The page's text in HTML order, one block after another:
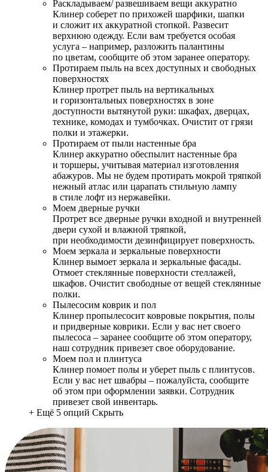
Раскладываем/ развешиваем вещи аккуратно
Клинер соберет по прихожей шарфики, шапки
и сложит их аккуратной стопкой. Развесит
верхнюю одежду. Если вам требуется особая
услуга – например, разложить палантины
по цветам, сообщите об этом заранее оператору.
Протираем пыль на всех доступных и свободных
поверхностях
Клинер протрет пыль на вертикальных
и горизонтальных поверхностях в зоне
доступности вытянутой руки: шкафах, дверцах,
технике, комодах и тумбочках. Очистит от грязи
полки и этажерки.
Протираем от пыли настенные бра
Клинер аккуратно обеспылит настенные бра
и торшеры, учитывая материал изготовления
абажуров. Мы не будем протирать мокрой тряпкой
нежный атлас или царапать стильную лампу
в стиле лофт из нержавейки.
Моем дверные ручки
Протрет все дверные ручки входной и внутренней
двери сухой и влажной тряпкой,
при необходимости дезинфицирует поверхность.
Моем зеркала и зеркальные поверхности
Клинер вымоет зеркала и зеркальные фасады.
Отмоет стеклянные поверхности стеллажей,
шкафов. Очистит свободные от вещей стеклянные
полки.
Пылесосим коврик и пол
Клинер пропылесосит ковровые покрытия, полы
и придверные коврики. Если у вас нет своего
пылесоса – заранее сообщите об этом оператору,
наш сотрудник привезет свое оборудование.
Моем пол и плинтуса
Клинер помоет полы и уберет пыль с плинтусов.
Если у вас нет швабры – пожалуйста, сообщите
об этом при оформлении заявки. Сотрудник
привезет свой инвентарь.
+ Ещё 5 опций Скрыть